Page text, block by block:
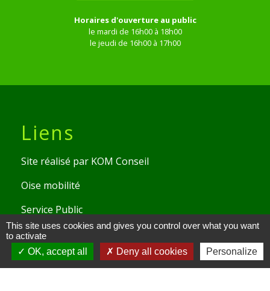
Horaires d'ouverture au public
le mardi de 16h00 à 18h00
le jeudi de 16h00 à 17h00
Liens
Site réalisé par KOM Conseil
Oise mobilité
Service Public
Communauté de Communes de
l'Oise Picarde
This site uses cookies and gives you control over what you want
to activate
OK, accept all
Deny all cookies Personalize